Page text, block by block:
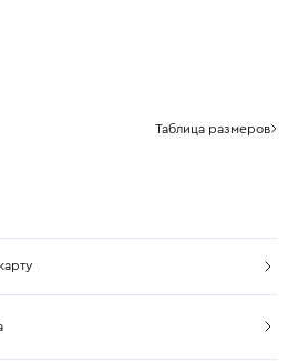
Таблица размеров